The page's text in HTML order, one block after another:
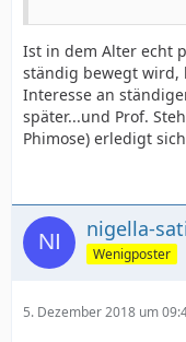
Ist in dem Alter echt
ständig bewegt wird,
Interesse an
später...und Prof.
Phimose) erledigt
nigella-
Wenigposter
5. Dezember 2018 um